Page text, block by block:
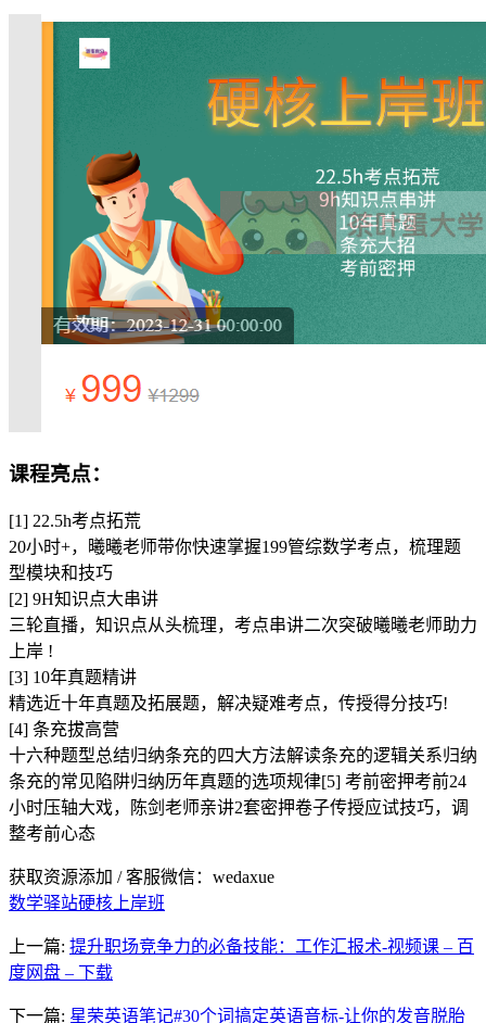
课程亮点：
[1] 22.5h考点拓荒
20小时+，曦曦老师带你快速掌握199管综数学考点，梳理题
型模块和技巧
[2] 9H知识点大串讲
三轮直播，知识点从头梳理，考点串讲二次突破曦曦老师助力
上岸 !
[3] 10年真题精讲
精选近十年真题及拓展题，解决疑难考点，传授得分技巧!
[4] 条充拔高营
十六种题型总结归纳条充的四大方法解读条充的逻辑关系归纳
条充的常见陷阱归纳历年真题的选项规律[5] 考前密押考前24
小时压轴大戏，陈剑老师亲讲2套密押卷子传授应试技巧，调
整考前心态
获取资源添加 / 客服微信：wedaxue
数学驿站硬核上岸班
上一篇: 提升职场竞争力的必备技能：工作汇报术-视频课 – 百
度网盘 – 下载
下一篇: 星荣英语笔记#30个词搞定英语音标-让你的发音脱胎